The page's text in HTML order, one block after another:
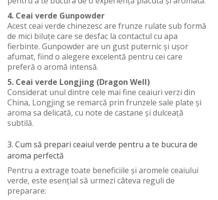
4. Ceai verde Gunpowder
Acest ceai verde chinezesc are frunze rulate sub formă
de mici biluțe care se desfac la contactul cu apa
fierbinte. Gunpowder are un gust puternic și ușor
afumat, fiind o alegere excelentă pentru cei care
preferă o aromă intensă.
5. Ceai verde Longjing (Dragon Well)
Considerat unul dintre cele mai fine ceaiuri verzi din
China, Longjing se remarcă prin frunzele sale plate și
aroma sa delicată, cu note de castane și dulceață
subtilă.
3. Cum să prepari ceaiul verde pentru a te bucura de
aroma perfectă
Pentru a extrage toate beneficiile și aromele ceaiului
verde, este esențial să urmezi câteva reguli de
preparare: